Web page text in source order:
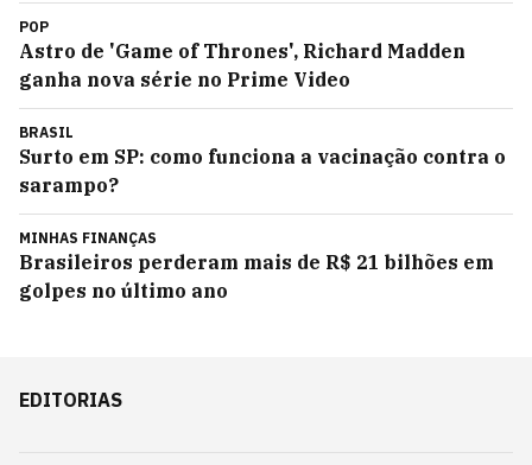
POP
Astro de 'Game of Thrones', Richard Madden
ganha nova série no Prime Video
BRASIL
Surto em SP: como funciona a vacinação contra o
sarampo?
MINHAS FINANÇAS
Brasileiros perderam mais de R$ 21 bilhões em
golpes no último ano
EDITORIAS